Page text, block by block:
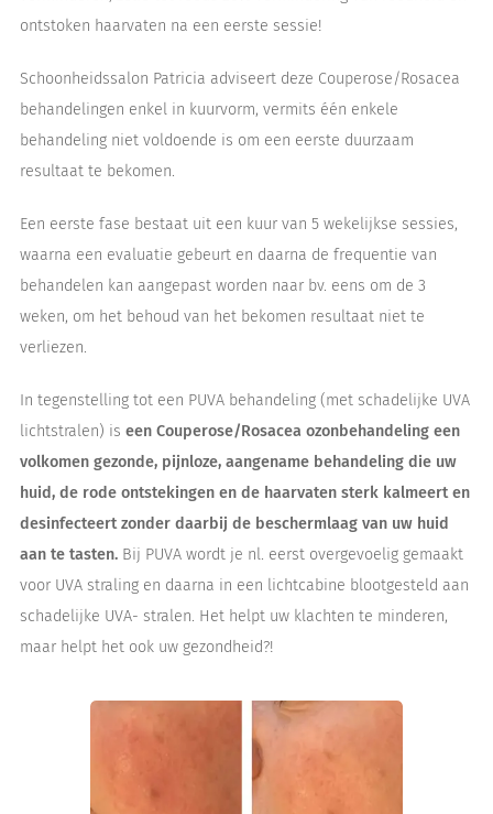
ontstoken haarvaten na een eerste sessie!
Schoonheidssalon Patricia adviseert deze Couperose/Rosacea
behandelingen enkel in kuurvorm, vermits één enkele
behandeling niet voldoende is om een eerste duurzaam
resultaat te bekomen.
Een eerste fase bestaat uit een kuur van 5 wekelijkse sessies,
waarna een evaluatie gebeurt en daarna de frequentie van
behandelen kan aangepast worden naar bv. eens om de 3
weken, om het behoud van het bekomen resultaat niet te
verliezen.
In tegenstelling tot een PUVA behandeling (met schadelijke UVA
lichtstralen) is een Couperose/Rosacea ozonbehandeling een
volkomen gezonde, pijnloze, aangename behandeling die uw
huid, de rode ontstekingen en de haarvaten sterk kalmeert en
desinfecteert zonder daarbij de beschermlaag van uw huid
aan te tasten. Bij PUVA wordt je nl. eerst overgevoelig gemaakt
voor UVA straling en daarna in een lichtcabine blootgesteld aan
schadelijke UVA- stralen. Het helpt uw klachten te minderen,
maar helpt het ook uw gezondheid?!